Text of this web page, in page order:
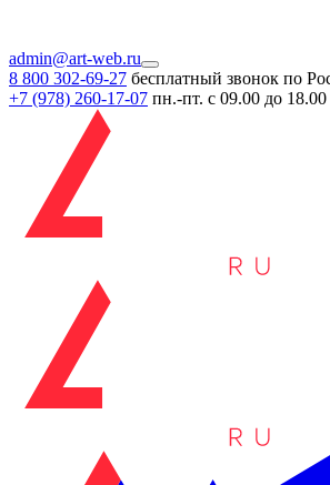
admin@art-web.ru
8 800 302-69-27 бесплатный звонок по
+7 (978) 260-17-07 пн.-пт. с 09.00 до 18.00